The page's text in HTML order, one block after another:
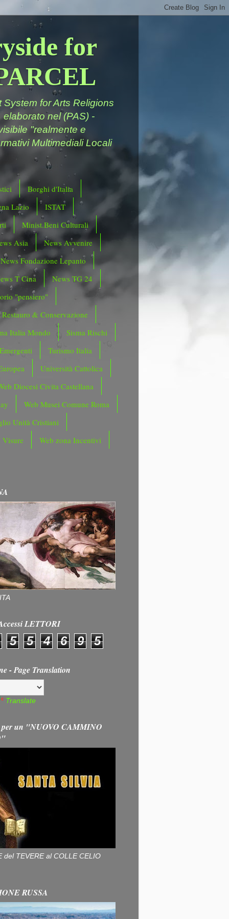
for
for Arts Religions
nel (PAS) -
"realmente e
Multimediali Locali
Borghi d'Italia
Lazio
ISTAT
Minist.Beni Culturali
Asia
News Avvenire
News Fondazione Lepanto
T Cina
News TG 24
"pensiero"
Restauro & Conservazione
Italia Mondo
Sisma Rischi
Turismo Italia
Università Cattolica
Diocesi Civita Castellana
Web Musei Comune Roma
Unità Cristiani
Visure
Web zona Incentivi
LETTORI
5 5 4 6 9 5
- Page Translation
Translate
per un "NUOVO CAMMINO
del TEVERE al COLLE CELIO
RUSSA